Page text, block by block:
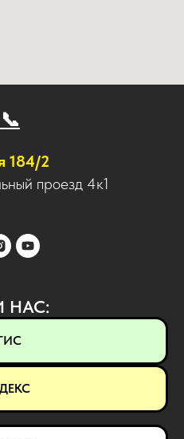
184/2
проезд 4к1
НАС: